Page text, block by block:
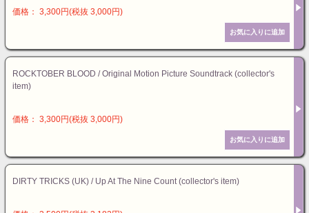
価格： 3,300円(税抜 3,000円)
ROCKTOBER BLOOD / Original Motion Picture Soundtrack (collector's
item)
価格： 3,300円(税抜 3,000円)
DIRTY TRICKS (UK) / Up At The Nine Count (collector's item)